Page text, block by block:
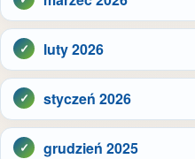
luty 2026
styczeń 2026
grudzień 2025